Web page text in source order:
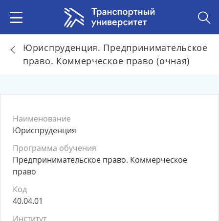
Юриспруденция. Предпринимательское
право. Коммерческое право (очная)
Наименование
Юриспруденция
Программа обучения
Предпринимательское право. Коммерческое
право
Код
40.04.01
Институт